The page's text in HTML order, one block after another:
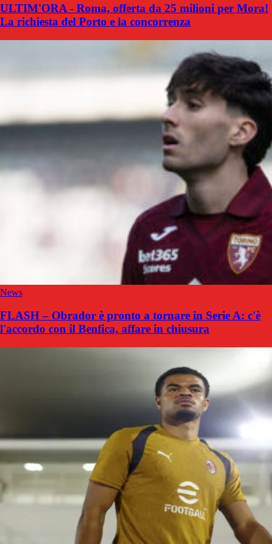
ULTIM'ORA - Roma, offerta da 25 milioni per Mora!
La richiesta del Porto e la concorrenza
News
FLASH – Obrador è pronto a tornare in Serie A: c'è
l'accordo con il Benfica, affare in chiusura